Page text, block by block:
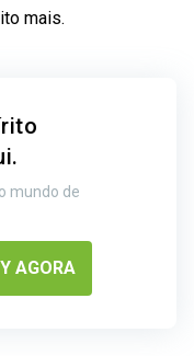
mais.
mundo de
AGORA